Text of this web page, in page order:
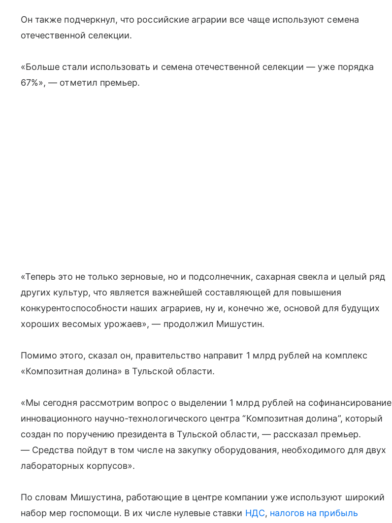
Он также подчеркнул, что российские аграрии все чаще используют семена
отечественной селекции.
«Больше стали использовать и семена отечественной селекции — уже порядка
67%», — отметил премьер.
«Теперь это не только зерновые, но и подсолнечник, сахарная свекла и целый ряд
других культур, что является важнейшей составляющей для повышения
конкурентоспособности наших аграриев, ну и, конечно же, основой для будущих
хороших весомых урожаев», — продолжил Мишустин.
Помимо этого, сказал он, правительство направит 1 млрд рублей на комплекс
«Композитная долина» в Тульской области.
«Мы сегодня рассмотрим вопрос о выделении 1 млрд рублей на софинансирование
инновационного научно-технологического центра “Композитная долина”, который
создан по поручению президента в Тульской области, — рассказал премьер.
— Средства пойдут в том числе на закупку оборудования, необходимого для двух
лабораторных корпусов».
По словам Мишустина, работающие в центре компании уже используют широкий
набор мер госпомощи. В их числе нулевые ставки НДС, налогов на прибыль